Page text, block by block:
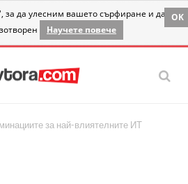
за да улесним вашето сърфиране и да
Научете повече
OK
за най-влиятелните ИТ